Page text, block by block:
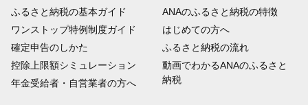
ふるさと納税の基本ガイド
ワンストップ特例制度ガイド
確定申告のしかた
控除上限額シミュレーション
年金受給者・自営業者の方へ
ANAのふるさと納税の特徴
はじめての方へ
ふるさと納税の流れ
動画でわかるANAのふるさと
納税